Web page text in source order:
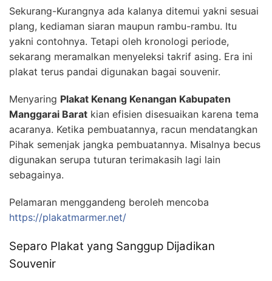
Sekurang-Kurangnya ada kalanya ditemui yakni sesuai
plang, kediaman siaran maupun rambu-rambu. Itu
yakni contohnya. Tetapi oleh kronologi periode,
sekarang meramalkan menyeleksi takrif asing. Era ini
plakat terus pandai digunakan bagai souvenir.
Menyaring Plakat Kenang Kenangan Kabupaten
Manggarai Barat kian efisien disesuaikan karena tema
acaranya. Ketika pembuatannya, racun mendatangkan
Pihak semenjak jangka pembuatannya. Misalnya becus
digunakan serupa tuturan terimakasih lagi lain
sebagainya.
Pelamaran menggandeng beroleh mencoba
https://plakatmarmer.net/
Separo Plakat yang Sanggup Dijadikan
Souvenir